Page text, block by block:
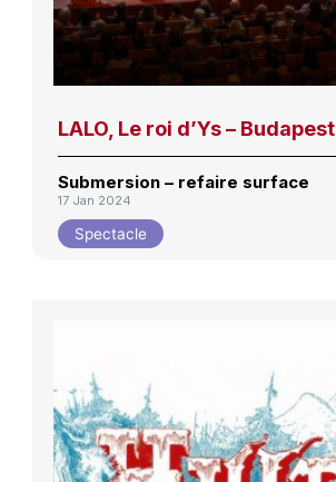
LALO, Le roi d’Ys – Budapest
Submersion – refaire surface
17 Jan 2024
Spectacle